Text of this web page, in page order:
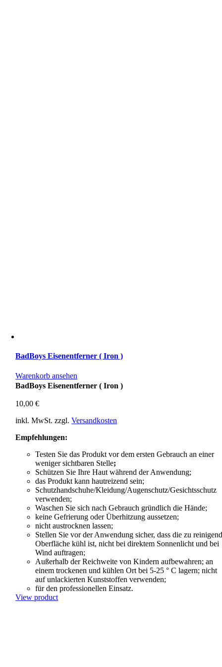
BadBoys Eisenentferner ( Iron )
Warenkorb ansehen
BadBoys Eisenentferner ( Iron )
10,00€
inkl. MwSt. zzgl.Versandkosten
Empfehlungen:
Testen Sie das Produkt vor dem ersten Gebrauch an einer
weniger sichtbaren Stelle;
Schützen Sie Ihre Haut während der Anwendung;
das Produkt kann hautreizend sein;
Schutzhandschuhe/Kleidung/Augenschutz/Gesichtsschutz
verwenden;
Waschen Sie sich nach Gebrauch gründlich die Hände;
keine Gefrierung oder Überhitzung aussetzen;
nicht austrocknen lassen;
Stellen Sie vor der Anwendung sicher, dass die zu
Oberfläche kühl ist, nicht bei direktem Sonnenlicht und bei
Wind auftragen;
Außerhalb der Reichweite von Kindern aufbewahren; an
einem trockenen und kühlen Ort bei 5-25 ° C lagern; nicht
auf unlackierten Kunststoffen verwenden;
für den professionellen Einsatz.
View product